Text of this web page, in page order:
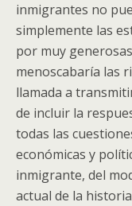
inmigrantes no
simplemente las
por muy
menoscabaría las
llamada a
de incluir la
todas las
económicas y
inmigrante, del
actual de la